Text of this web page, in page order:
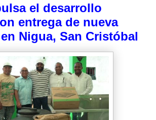
el desarrollo
entrega de nueva
Nigua, San Cristóbal